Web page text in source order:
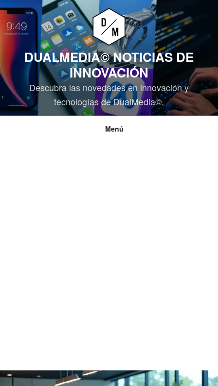
Saltar
contenido
DUALMEDIA© NOTICIAS DE
INNOVACIÓN
Descubra las novedades en innovación y
tecnologías de DualMedia©.
Menú